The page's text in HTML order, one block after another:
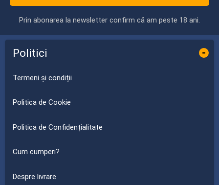
Prin abonarea la newsletter confirm că am peste 18 ani.
Politici -
Termeni și condiții
Politica de Cookie
Politica de Confidențialitate
Cum cumperi?
Despre livrare